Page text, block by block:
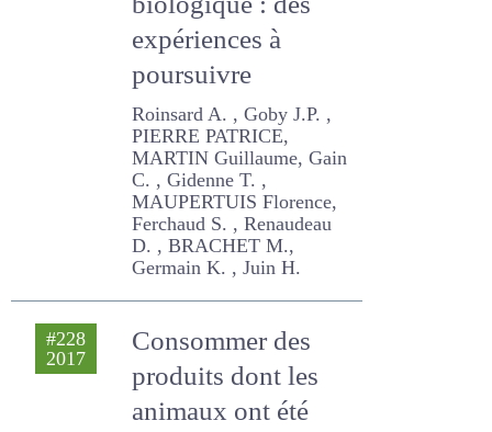
Valorisation de
l’herbe par des
monogastriques
en agriculture
biologique : des
expériences à
poursuivre
Roinsard A. , Goby J.P. ,
PIERRE PATRICE, MARTIN
Guillaume, Gain C. ,
Gidenne T. , MAUPERTUIS
Florence, Ferchaud S. ,
Renaudeau D. , BRACHET
M., Germain K. , Juin H.